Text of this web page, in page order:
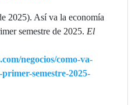
2025). Así va la economía
semestre de 2025. El
negocios/como-va-
semestre-2025-